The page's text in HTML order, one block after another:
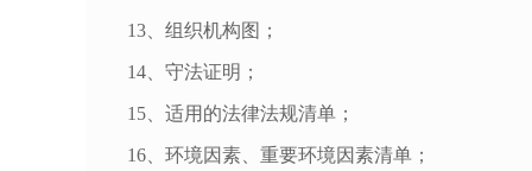
13、组织机构图；
14、守法证明；
15、适用的法律法规清单；
16、环境因素、重要环境因素清单；